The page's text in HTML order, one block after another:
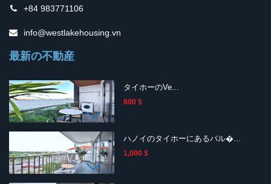
+84 983771106
info@westlakehousing.vn
最新の不動産
タイホーのVe...
800 $
ハノイのタイホーにあるバル�...
1,000 $